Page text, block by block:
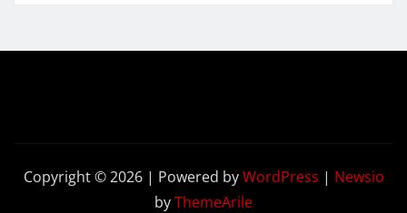
Copyright © 2026 | Powered byWordPress | Newsio
byThemeArile